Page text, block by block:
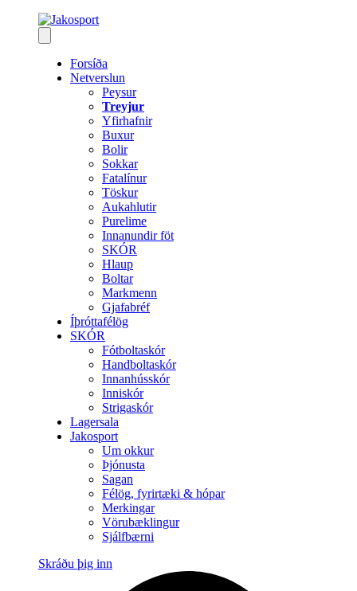
Forsíða
Netverslun
Peysur
Treyjur
Yfirhafnir
Buxur
Bolir
Sokkar
Fatalínur
Töskur
Aukahlutir
Purelime
Innanundir föt
SKÓR
Hlaup
Boltar
Markmenn
Gjafabréf
Íþróttafélög
SKÓR
Fótboltaskór
Handboltaskór
Innanhússkór
Inniskór
Strigaskór
Lagersala
Jakosport
Um okkur
Þjónusta
Sagan
Félög, fyrirtæki & hópar
Merkingar
Vörubæklingur
Sjálfbærni
Skráðu þig inn